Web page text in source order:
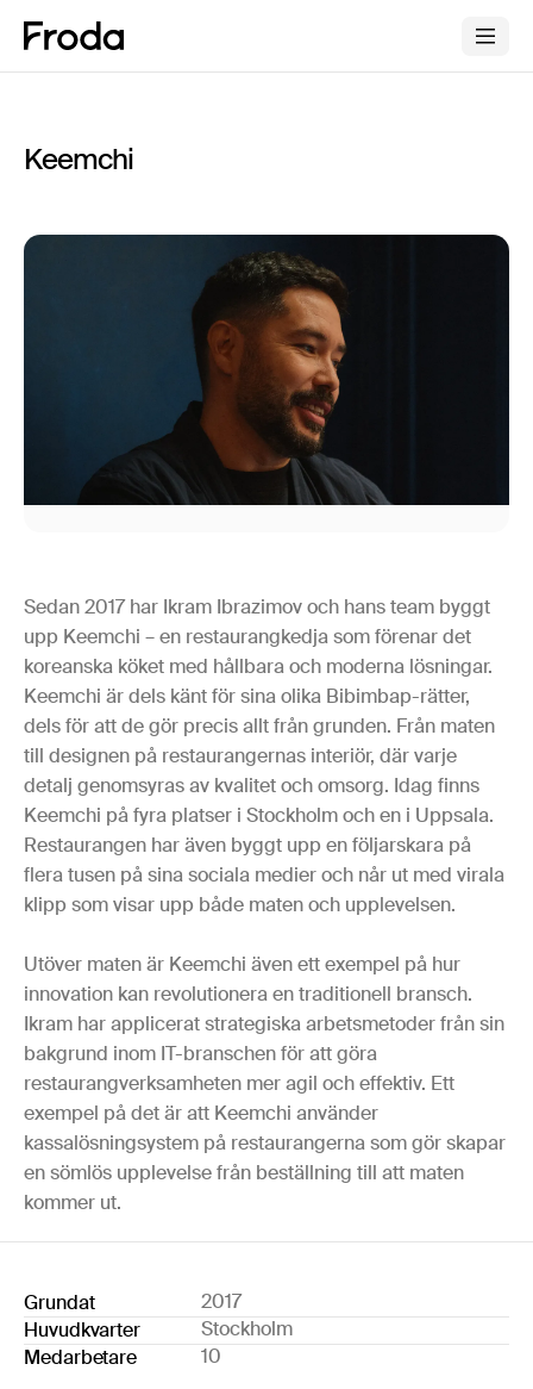
Keemchi
Sedan 2017 har Ikram Ibrazimov och hans team byggt
upp Keemchi – en restaurangkedja som förenar det
koreanska köket med hållbara och moderna lösningar.
Keemchi är dels känt för sina olika Bibimbap-rätter,
dels för att de gör precis allt från grunden. Från maten
till designen på restaurangernas interiör, där varje
detalj genomsyras av kvalitet och omsorg. Idag finns
Keemchi på fyra platser i Stockholm och en i Uppsala.
Restaurangen har även byggt upp en följarskara på
flera tusen på sina sociala medier och når ut med virala
klipp som visar upp både maten och upplevelsen.
Utöver maten är Keemchi även ett exempel på hur
innovation kan revolutionera en traditionell bransch.
Ikram har applicerat strategiska arbetsmetoder från sin
bakgrund inom IT-branschen för att göra
restaurangverksamheten mer agil och effektiv. Ett
exempel på det är att Keemchi använder
kassalösningsystem på restaurangerna som gör skapar
en sömlös upplevelse från beställning till att maten
kommer ut.
Grundat
2017
Huvudkvarter
Stockholm
Medarbetare
10